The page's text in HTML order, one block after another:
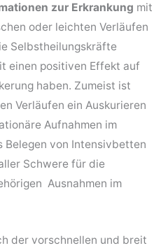
zur Erkrankung mit
oder leichten Verläufen
Selbstheilungskräfte
einen positiven Effekt auf
haben. Zumeist ist
Verläufen ein Auskurieren
Aufnahmen im
Belegen von Intensivbetten
Schwere für die
Ausnahmen im
der vorschnellen und breit